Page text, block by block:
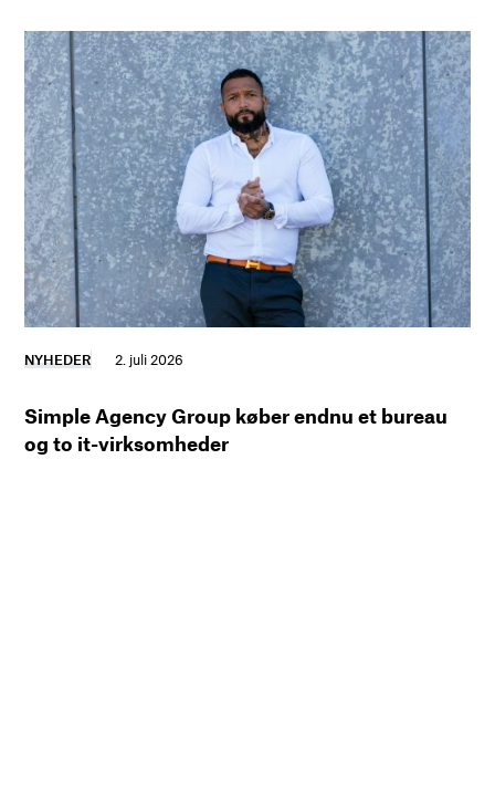
NYHEDER 2. juli 2026
Simple Agency Group køber endnu et bureau
og to it-virksomheder